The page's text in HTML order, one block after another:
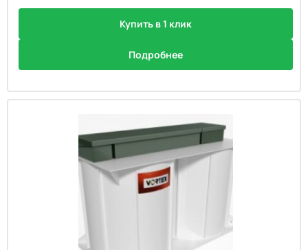
Купить в 1 клик
Подробнее